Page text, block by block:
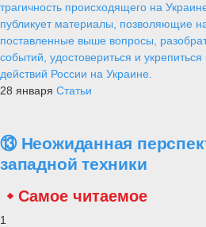
трагичность происходящего на
публикует материалы, позволяющие
поставленные выше вопросы,
событий, удостовериться и
действий России на Украине.
28 января Статьи
⑬ Неожиданная
западной техники
Самое читаемое
1